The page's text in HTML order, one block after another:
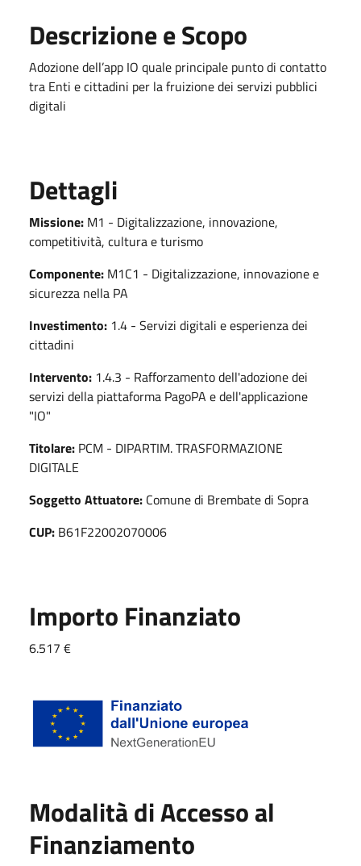
Descrizione e Scopo
Adozione dell’app IO quale principale punto di contatto
tra Enti e cittadini per la fruizione dei servizi pubblici
digitali
Dettagli
Missione: M1 - Digitalizzazione, innovazione,
competitività, cultura e turismo
Componente: M1C1 - Digitalizzazione, innovazione e
sicurezza nella PA
Investimento: 1.4 - Servizi digitali e esperienza dei
cittadini
Intervento: 1.4.3 - Rafforzamento dell'adozione dei
servizi della piattaforma PagoPA e dell'applicazione
"IO"
Titolare: PCM - DIPARTIM. TRASFORMAZIONE
DIGITALE
Soggetto Attuatore: Comune di Brembate di Sopra
CUP: B61F22002070006
Importo Finanziato
6.517 €
Modalità di Accesso al
Finanziamento